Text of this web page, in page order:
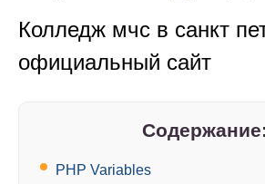
Колледж мчс в санкт
официальный сайт
Содержание:
PHP Variables